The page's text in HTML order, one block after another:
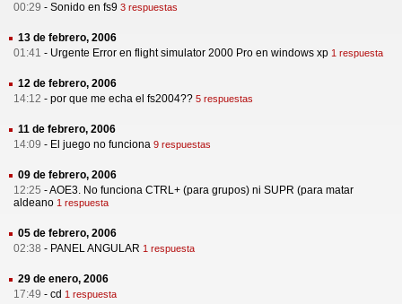
00:29 - Sonido en fs9 3 respuestas
13 de febrero, 2006
01:41 - Urgente Error en flight simulator 2000 Pro en windows xp 1 respuesta
12 de febrero, 2006
14:12 - por que me echa el fs2004?? 5 respuestas
11 de febrero, 2006
14:09 - El juego no funciona 9 respuestas
09 de febrero, 2006
12:25 -AOE3. No funciona CTRL+ (para grupos) ni SUPR (para matar
aldeano 1 respuesta
05 de febrero, 2006
02:38 - PANEL ANGULAR 1 respuesta
29 de enero, 2006
17:49 - cd 1 respuesta